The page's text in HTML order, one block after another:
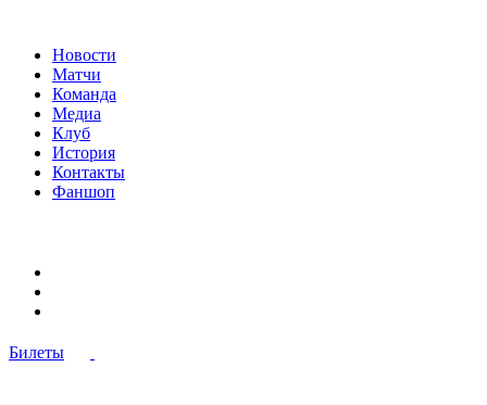
Новости
Матчи
Команда
Медиа
Клуб
История
Контакты
Фаншоп
Билеты